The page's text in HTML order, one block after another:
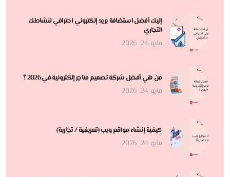
إليك أفضل استضافة بريد إلكتروني احترافي لنشاطك
التجاري
مايو 24, 2026
من هي أفضل شركة تصميم متاجر إلكترونية في 2026 ؟
مايو 24, 2026
كيفية إنشاء مواقع ويب (تعريفية / تجارية)
مايو 24, 2026